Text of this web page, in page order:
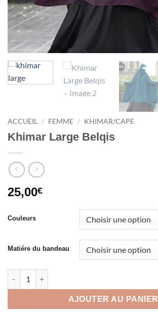
ACCUEIL / FEMME / KHIMAR/CAPE
Khimar Large Belqis
25,00€
Couleurs
Matiére du bandeau
AJOUTER AU PANIER